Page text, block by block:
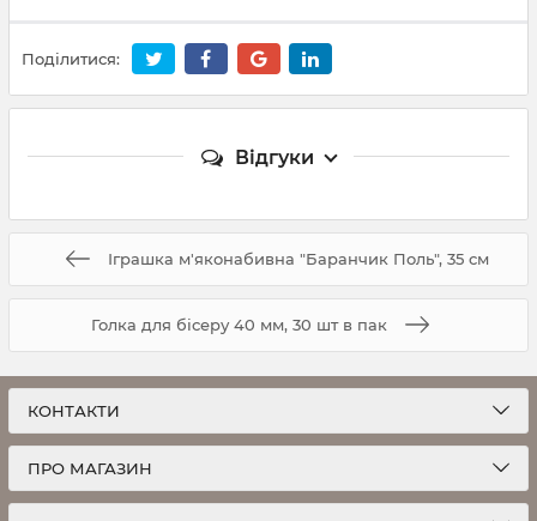
Поділитися:
Відгуки
Іграшка м'яконабивна "Баранчик Поль", 35 см
Голка для бісеру 40 мм, 30 шт в пак
КОНТАКТИ
ПРО МАГАЗИН